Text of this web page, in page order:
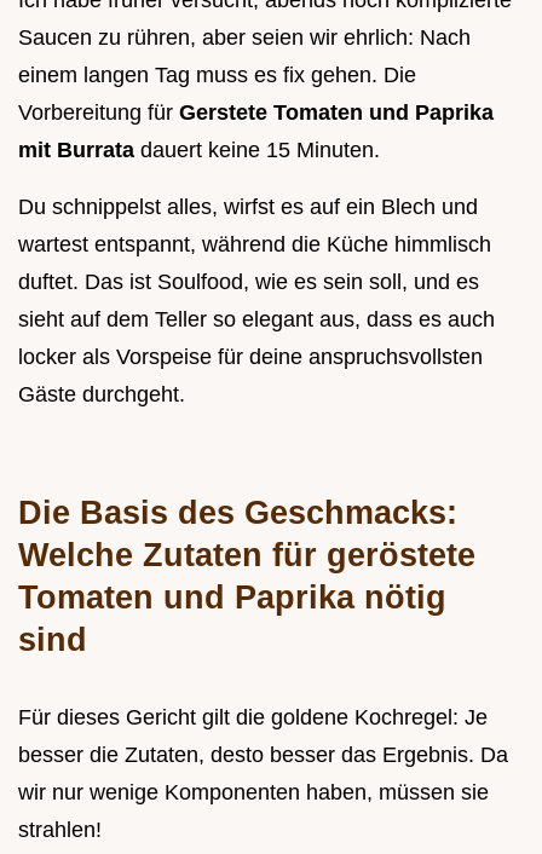
Saucen zu rühren, aber seien wir ehrlich: Nach
einem langen Tag muss es fix gehen. Die
Vorbereitung für Gerstete Tomaten und Paprika
mit Burrata dauert keine 15 Minuten.
Du schnippelst alles, wirfst es auf ein Blech und
wartest entspannt, während die Küche himmlisch
duftet. Das ist Soulfood, wie es sein soll, und es
sieht auf dem Teller so elegant aus, dass es auch
locker als Vorspeise für deine anspruchsvollsten
Gäste durchgeht.
Die Basis des Geschmacks:
Welche Zutaten für geröstete
Tomaten und Paprika nötig
sind
Für dieses Gericht gilt die goldene Kochregel: Je
besser die Zutaten, desto besser das Ergebnis. Da
wir nur wenige Komponenten haben, müssen sie
strahlen!